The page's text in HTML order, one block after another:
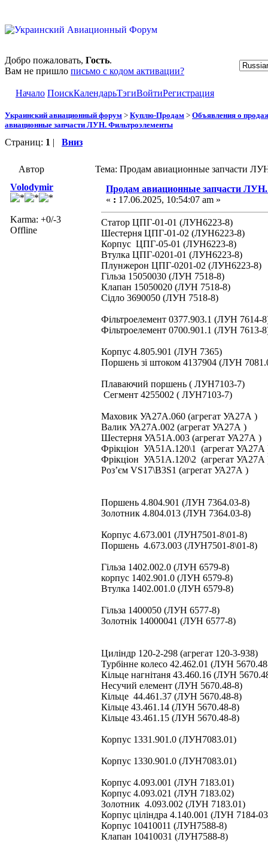
Добро пожаловать, Гость.
Вам не пришло письмо с кодом активации?
Начало ПоискКалендарьТэгиВойтиРегистрация
Украинский авиационный форум > Куплю-Продам > Объявления о
авиационные запчасти ЛУН. Фильтроэлементы
Страниц: 1 | Вниз
Автор
Тема: Продам авиационные запчасти
Volodymir
Karma: +0/-3
Offline
Продам авиационные запчасти
« : 17.06.2025, 10:54:07 am »
Статор ЦПГ-01-01 (ЛУН6223-8)
Шестерня ЦПГ-01-02 (ЛУН6223-8)
Корпус ЦПГ-05-01 (ЛУН6223-8)
Втулка ЦПГ-0201-01 (ЛУН6223-8)
Плунжерон ЦПГ-0201-02 (ЛУН6223-8)
Гільза 15050030 (ЛУН 7518-8)
Клапан 15050020 (ЛУН 7518-8)
Сідло 3690050 (ЛУН 7518-8)
Фільтроелемент 0377.903.1 (ЛУН 7614-
Фільтроелемент 0700.901.1 (ЛУН 7613-
Корпус 4.805.901 (ЛУН 7365)
Поршень зі штоком 4137904 (ЛУН
Плаваючий поршень ( ЛУН7103-7)
Сегмент 4255002 ( ЛУН7103-7)
Маховик УА27А.060 (агрегат УА27А )
Валик УА27А.002 (агрегат УА27А )
Шестерня УА51А.003 (агрегат УА27А )
Фрікціон УА51А.120\1 (агрегат УА27А
Фрікціон УА51А.120\2 (агрегат УА27А
Роз’єм VS17\B3S1 (агрегат УА27А )
Поршень 4.804.901 (ЛУН 7364.03-8)
Золотник 4.804.013 (ЛУН 7364.03-8)
Корпус 4.673.001 (ЛУН7501-8\01-8)
Поршень 4.673.003 (ЛУН7501-8\01-8)
Гільза 1402.002.0 (ЛУН 6579-8)
корпус 1402.901.0 (ЛУН 6579-8)
Втулка 1402.001.0 (ЛУН 6579-8)
Гільза 1400050 (ЛУН 6577-8)
Золотнік 14000041 (ЛУН 6577-8)
Циліндр 120-2-298 (агрегат 120-3-938)
Турбінне колесо 42.462.01 (ЛУН
Кільце нагнітаня 43.460.16 (ЛУН
Несучий елемент (ЛУН 5670.48-8)
Кільце 44.461.37 (ЛУН 5670.48-8)
Кільце 43.461.14 (ЛУН 5670.48-8)
Кільце 43.461.15 (ЛУН 5670.48-8)
Корпус 1331.901.0 (ЛУН7083.01)
Корпус 1330.901.0 (ЛУН7083.01)
Корпус 4.093.001 (ЛУН 7183.01)
Корпус 4.093.021 (ЛУН 7183.02)
Золотник 4.093.002 (ЛУН 7183.01)
Корпус ціліндра 4.140.001 (ЛУН 7184-
Корпус 10410011 (ЛУН7588-8)
Клапан 10410031 (ЛУН7588-8)